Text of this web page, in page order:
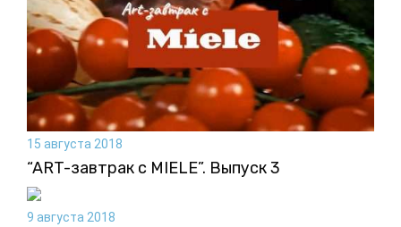
15 августа 2018
“ART-завтрак с MIELE”. Выпуск 3
9 августа 2018